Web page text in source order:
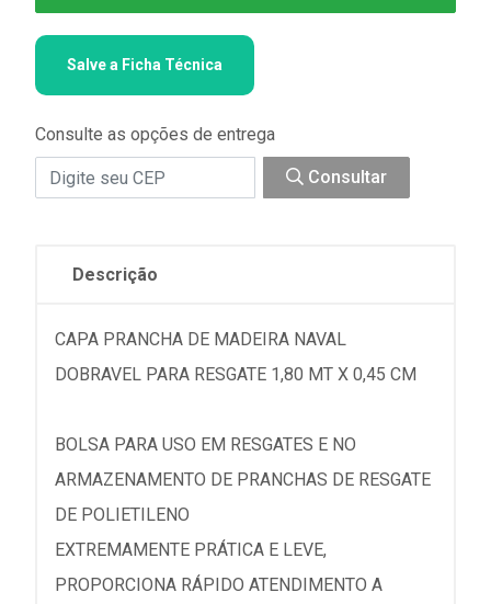
Salve a Ficha Técnica
Consulte as opções de entrega
Consultar
Descrição
CAPA PRANCHA DE MADEIRA NAVAL
DOBRAVEL PARA RESGATE 1,80 MT X 0,45 CM
BOLSA PARA USO EM RESGATES E NO
ARMAZENAMENTO DE PRANCHAS DE RESGATE
DE POLIETILENO
EXTREMAMENTE PRÁTICA E LEVE,
PROPORCIONA RÁPIDO ATENDIMENTO A